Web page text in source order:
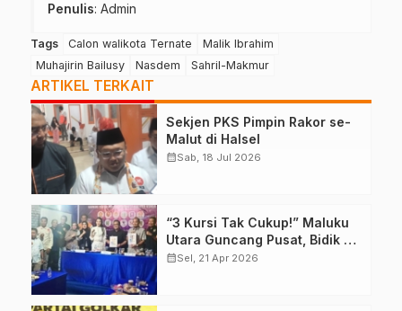
Penulis: Admin
Tags Calon walikota Ternate
Malik Ibrahim
Muhajirin Bailusy
Nasdem Sahril-Makmur
ARTIKEL TERKAIT
Sekjen PKS Pimpin Rakor se-
Malut di Halsel
calendar_monthSab, 18 Jul 2026
“3 Kursi Tak Cukup!” Maluku
Utara Guncang Pusat, Bidik 6
Kursi DPR RI
calendar_monthSel, 21 Apr 2026